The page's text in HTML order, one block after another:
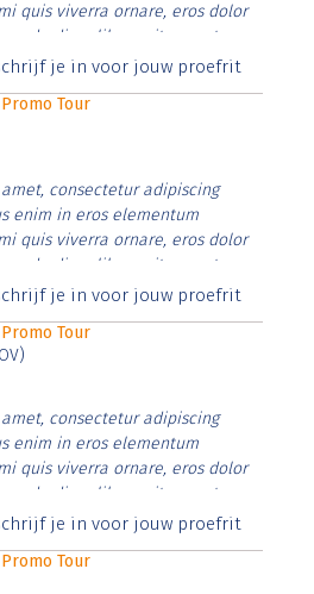
quis viverra ornare, eros dolor
diam libero vitae erat.
justo cursus id rutrum lorem
je in voor jouw proefrit
Tour
consectetur adipiscing
enim in eros elementum
quis viverra ornare, eros dolor
diam libero vitae erat.
justo cursus id rutrum lorem
je in voor jouw proefrit
Tour
consectetur adipiscing
enim in eros elementum
quis viverra ornare, eros dolor
diam libero vitae erat.
justo cursus id rutrum lorem
je in voor jouw proefrit
Tour